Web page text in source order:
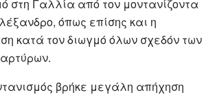
στη Γαλλία από τον μοντανίζοντα
όπως επίσης και η
κατά τον διωγμό όλων σχεδόν των
βρήκε μεγάλη απήχηση